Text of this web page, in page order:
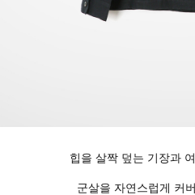
힙을 살짝 덮는 기장과
군살을 자연스럽게 커